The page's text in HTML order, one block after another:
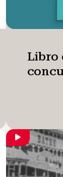
Libro